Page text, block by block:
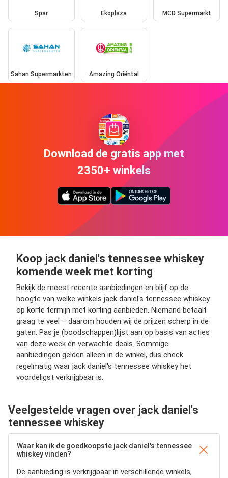
Spar Ekoplaza MCD Supermarkt
Sahan Supermarkten Amazing Oriëntal
Download de gratis app met
2350+ winkels
Koop jack daniel's tennessee whiskey
komende week met korting
Bekijk de meest recente aanbiedingen en blijf op de
hoogte van welke winkels jack daniel's tennessee whiskey
op korte termijn met korting aanbieden. Niemand betaalt
graag te veel – daarom houden wij de prijzen scherp in de
gaten. Pas je (boodschappen)lijst aan op basis van acties
van deze week én verwachte deals. Sommige
aanbiedingen gelden alleen in de winkel, dus check
regelmatig waar jack daniel's tennessee whiskey het
voordeligst verkrijgbaar is.
Veelgestelde vragen over jack daniel's
tennessee whiskey
Waar kan ik de goedkoopste jack daniel's tennessee
whiskey vinden?
De aanbieding is verkrijgbaar in verschillende winkels,